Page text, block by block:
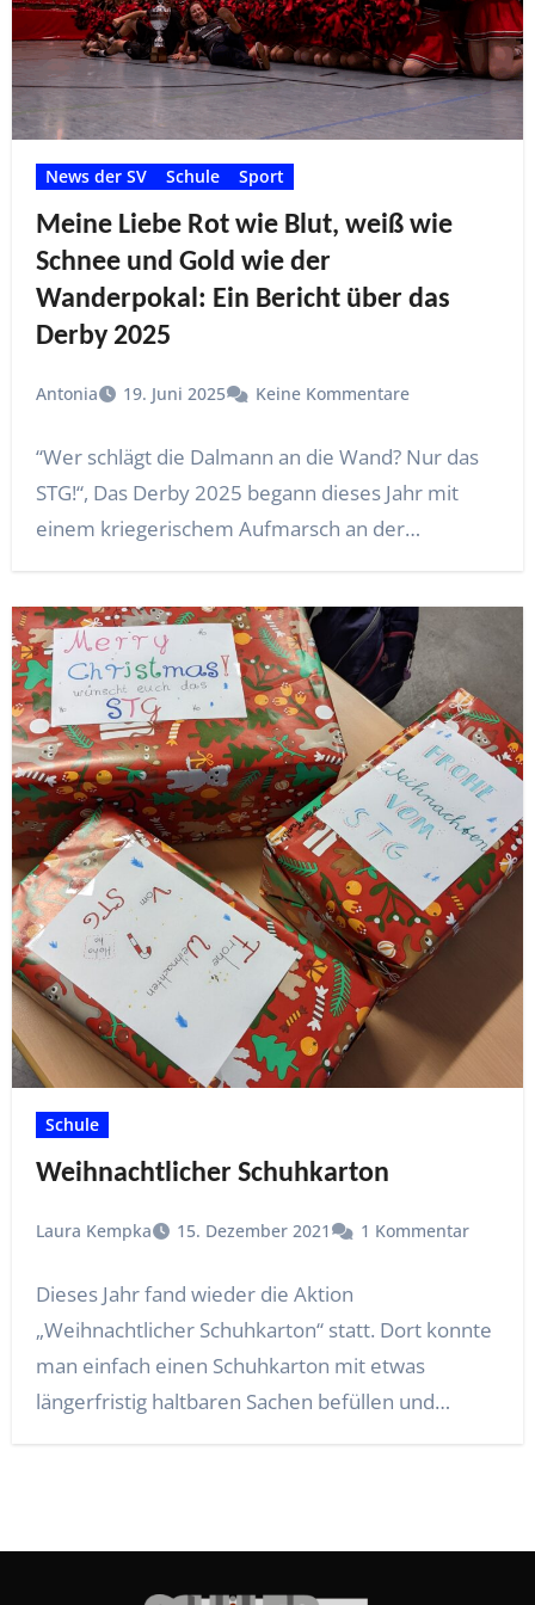
News der SV Schule Sport
Meine Liebe Rot wie Blut, weiß wie
Schnee und Gold wie der
Wanderpokal: Ein Bericht über das
Derby 2025
Antonia 19. Juni 2025 Keine Kommentare
“Wer schlägt die Dalmann an die Wand? Nur das
STG!“, Das Derby 2025 begann dieses Jahr mit
einem kriegerischem Aufmarsch an der…
Schule
Weihnachtlicher Schuhkarton
Laura Kempka 15. Dezember 2021 1 Kommentar
Dieses Jahr fand wieder die Aktion
„Weihnachtlicher Schuhkarton“ statt. Dort konnte
man einfach einen Schuhkarton mit etwas
längerfristig haltbaren Sachen befüllen und…